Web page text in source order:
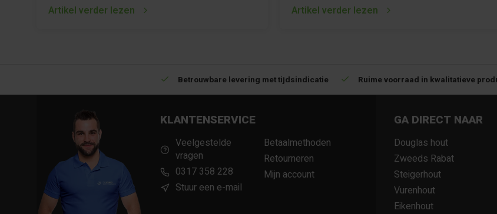
Artikel verder lezen
Artikel verder lezen
Afhalen (in Rhenen) mogelijk Betrouwbare levering met tijdsindicatie
KLANTENSERVICE
Veelgestelde
vragen
0317 358 228
Stuur een e-mail
Betaalmethoden
Retourneren
Mijn account
GA DIRECT NAAR
Douglas hout
Zweeds Rabat
Steigerhout
Vurenhout
Eikenhout